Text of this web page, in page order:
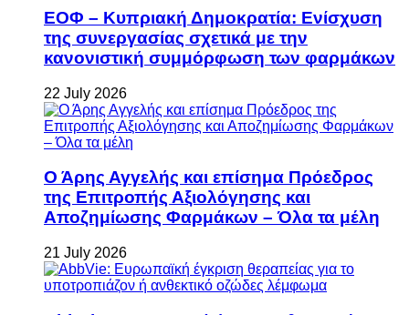
ΕΟΦ – Κυπριακή Δημοκρατία: Ενίσχυση
της συνεργασίας σχετικά με την
κανονιστική συμμόρφωση των φαρμάκων
22 July 2026
Ο Άρης Αγγελής και επίσημα Πρόεδρος
της Επιτροπής Αξιολόγησης και
Αποζημίωσης Φαρμάκων – Όλα τα μέλη
21 July 2026